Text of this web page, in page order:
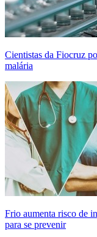
Cientistas da Fiocruz
malária
Frio aumenta risco de
para se prevenir